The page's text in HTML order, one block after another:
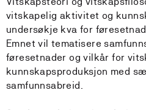
vitskapelig aktivitet og
undersøkje kva for
Emnet vil tematisere
føresetnader og vilkår for
kunnskapsproduksjon med
samfunnsabreid.